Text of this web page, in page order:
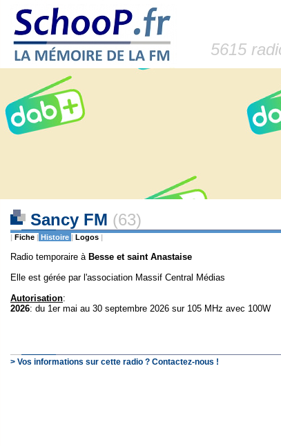
5615
Sancy FM (63)
| Fiche | Histoire | Logos |
Radio temporaire àBesse et saint Anastaise
Elle est gérée par l'association Massif Central Médias
Autorisation:
2026: du 1er mai au 30 septembre 2026 sur 105 MHz avec 100W
> Vos informations sur cette radio ? Contactez-nous !